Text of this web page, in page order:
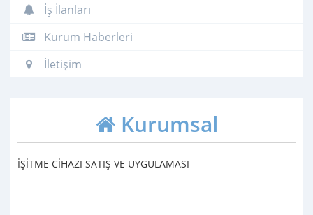
İş İlanları
Kurum Haberleri
İletişim
Kurumsal
İŞİTME CİHAZI SATIŞ VE UYGULAMASI